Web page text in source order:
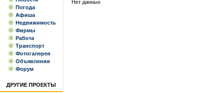
Погода
Афиша
Недвижимость
Фирмы
Работа
Транспорт
Фотогалерея
Объявления
Форум
ДРУГИЕ ПРОЕКТЫ
Нет данных